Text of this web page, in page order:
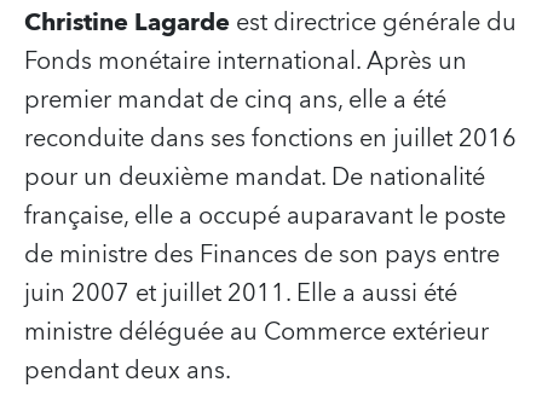
Christine Lagardeest directrice générale du
Fonds monétaire international. Après un
premier mandat de cinq ans, elle a été
reconduite dans ses fonctions en juillet 2016
pour un deuxième mandat. De nationalité
française, elle a occupé auparavant le poste
de ministre des Finances de son pays entre
juin 2007 et juillet 2011. Elle a aussi été
ministre déléguée au Commerce extérieur
pendant deux ans.